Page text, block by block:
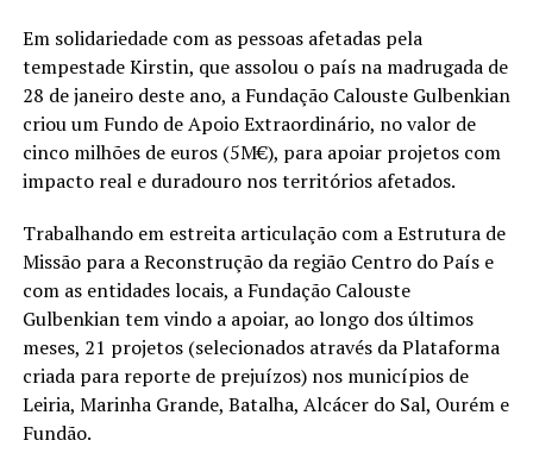
Em solidariedade com as pessoas afetadas pela
tempestade Kirstin, que assolou o país na madrugada de
28 de janeiro deste ano, a Fundação Calouste Gulbenkian
criou um Fundo de Apoio Extraordinário, no valor de
cinco milhões de euros (5M€), para apoiar projetos com
impacto real e duradouro nos territórios afetados.
Trabalhando em estreita articulação com a Estrutura de
Missão para a Reconstrução da região Centro do País e
com as entidades locais, a Fundação Calouste
Gulbenkian tem vindo a apoiar, ao longo dos últimos
meses, 21 projetos (selecionados através da Plataforma
criada para reporte de prejuízos) nos municípios de
Leiria, Marinha Grande, Batalha, Alcácer do Sal, Ourém e
Fundão.